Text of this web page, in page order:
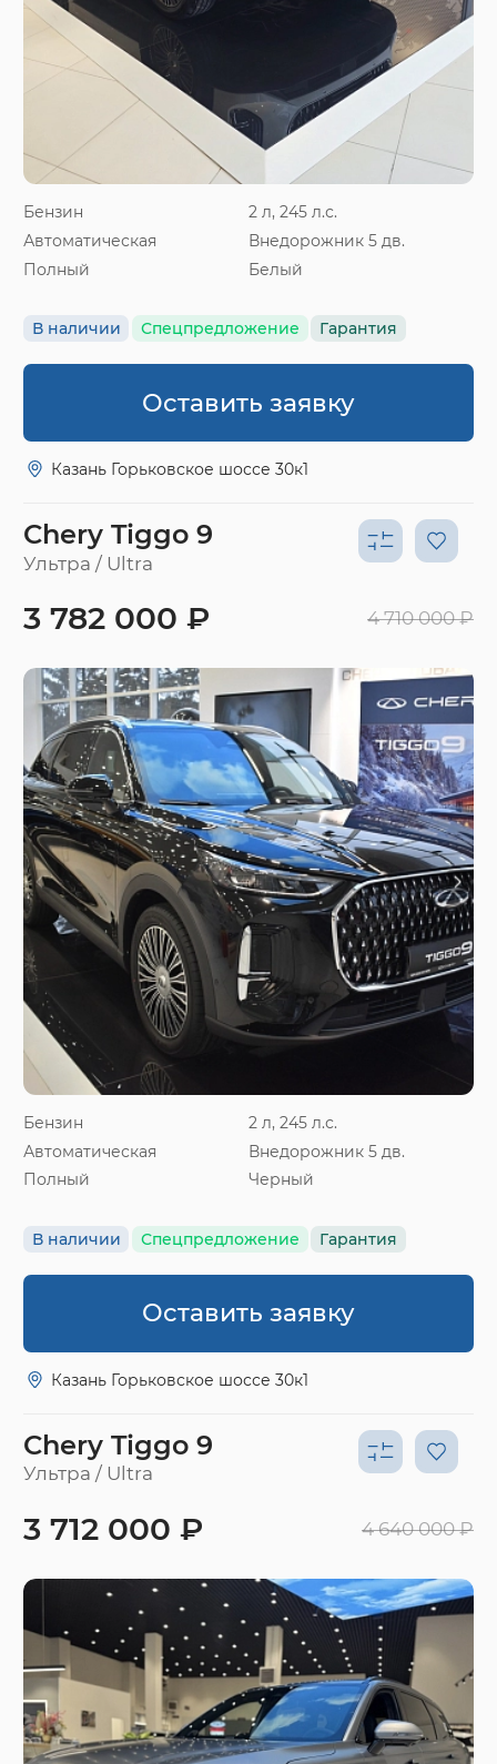
Бензин
2 л, 245 л.с.
Автоматическая
Внедорожник 5 дв.
Полный
Белый
В наличии Спецпредложение Гарантия
Оставить заявку
Казань Горьковское шоссе 30к1
Chery Tiggo 9
Ультра / Ultra
Бензин
2 л, 245 л.с.
Автоматическая
Внедорожник 5 дв.
Полный
Черный
В наличии Спецпредложение Гарантия
3 782 000 ₽ 4 710 000 ₽
Оставить заявку
Казань Горьковское шоссе 30к1
Chery Tiggo 9
Ультра / Ultra
3 712 000 ₽ 4 640 000 ₽